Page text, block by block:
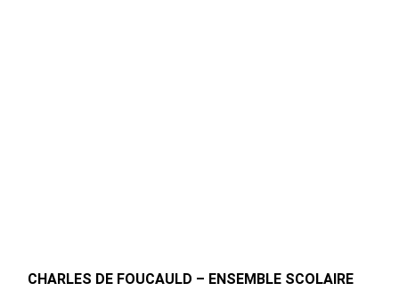
CHARLES DE FOUCAULD – ENSEMBLE SCOLAIRE